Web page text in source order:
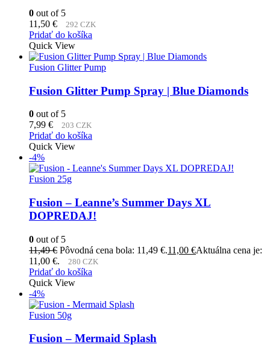
0 out of 5
11,50 € 292 CZK
Pridať do košíka
Quick View
Fusion Glitter Pump
Fusion Glitter Pump Spray | Blue Diamonds
0 out of 5
7,99 € 203 CZK
Pridať do košíka
Quick View
-4%
Fusion 25g
Fusion – Leanne’s Summer Days XL
DOPREDAJ!
0 out of 5
11,49€ Pôvodná cena bola: 11,49 €.11,00 €Aktuálna cena je:
11,00 €.
280 CZK
Pridať do košíka
Quick View
-4%
Fusion 50g
Fusion – Mermaid Splash